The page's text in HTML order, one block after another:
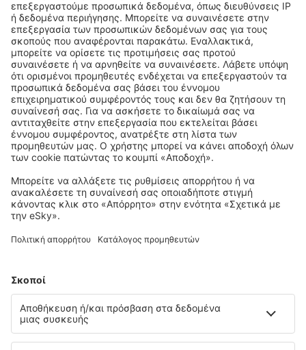
11:00 20:20 9h 20min λεπτομέρειες
Συνολική τιμή για όλα τα εισιτήρια (χωρίς κόστος υπηρεσίας
ανά επιβάτη)
Όροι κράτησης
περισσότερες ώρες
Τιμή κατ' άτομο σε δύο κατευθύνσεις:
172 EUR
1 Ελέγξτε
Αναχώρηση
21:15
22:55 23:55 1h λεπτομέρειες
Επιστροφή
12 Σεπ (Σάβ) ATH - RHO
1 στάση
Ενδιάμεση στάση